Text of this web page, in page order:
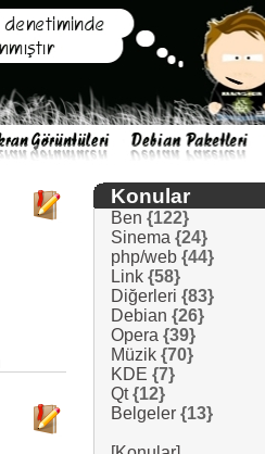
Konular
Ben {122}
Sinema {24}
php/web {44}
Link {58}
Diğerleri {83}
Debian {26}
Opera {39}
Müzik {70}
KDE {7}
Qt {12}
Belgeler {13}